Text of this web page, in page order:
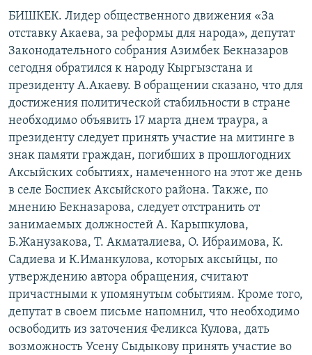
ДАНИСТЕ
АЗАТТЫК+
ЫҢГАЙСЫЗ СУРООЛОР
ОНЛАЙН ШЕРИНЕ
ЭЕ/АРнун бардык сайттары
БИШКЕК. Лидер общественного движения «За
отставку Акаева, за реформы для народа», депутат
Законодательного собрания Азимбек Бекназаров
сегодня обратился к народу Кыргызстана и
президенту А.Акаеву. В обращении сказано, что для
достижения политической стабильности в стране
необходимо объявить 17 марта днем траура, а
президенту следует принять участие на митинге в
знак памяти граждан, погибших в прошлогодних
Аксыйских событиях, намеченного на этот же день
в селе Боспиек Аксыйского района. Также, по
мнению Бекназарова, следует отстранить от
занимаемых должностей А. Карыпкулова,
Б.Жанузакова, Т. Акматалиева, О. Ибраимова, К.
Садиева и К.Иманкулова, которых аксыйцы, по
утверждению автора обращения, считают
причастными к упомянутым событиям. Кроме того,
депутат в своем письме напомнил, что необходимо
освободить из заточения Феликса Кулова, дать
возможность Усену Сыдыкову принять участие во